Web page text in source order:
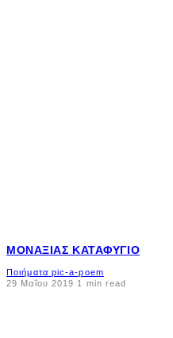
ΜΟΝΑΞΙΆΣ ΚΑΤΑΦΎΓΙΟ
Ποιήματα pic-a-poem
29 Μαΐου 2019 1 min read